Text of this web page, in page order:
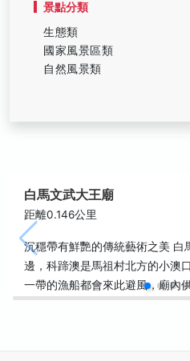
景點分類
生態類
國家風景區類
自然風景類
白馬文武大王廟
距離0.146公里
沉穩帶有鮮艷的傳統藝術之美 白
邊，科蹄澳是馬祖村北方的小澳
一帶的漁船都會來此避風，廟內